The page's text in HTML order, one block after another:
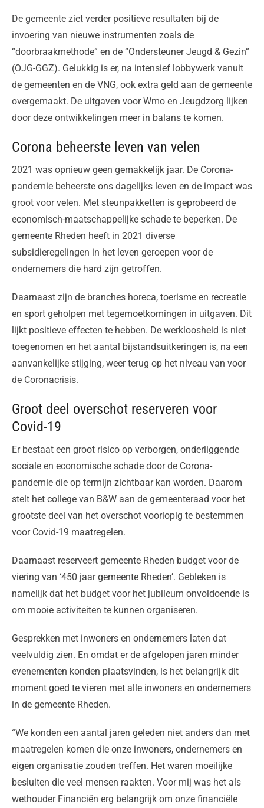
De gemeente ziet verder positieve resultaten bij de
invoering van nieuwe instrumenten zoals de
“doorbraakmethode” en de “Ondersteuner Jeugd & Gezin”
(OJG-GGZ). Gelukkig is er, na intensief lobbywerk vanuit
de gemeenten en de VNG, ook extra geld aan de gemeente
overgemaakt. De uitgaven voor Wmo en Jeugdzorg lijken
door deze ontwikkelingen meer in balans te komen.
Corona beheerste leven van velen
2021 was opnieuw geen gemakkelijk jaar. De Corona-
pandemie beheerste ons dagelijks leven en de impact was
groot voor velen. Met steunpakketten is geprobeerd de
economisch-maatschappelijke schade te beperken. De
gemeente Rheden heeft in 2021 diverse
subsidieregelingen in het leven geroepen voor de
ondernemers die hard zijn getroffen.
Daarnaast zijn de branches horeca, toerisme en recreatie
en sport geholpen met tegemoetkomingen in uitgaven. Dit
lijkt positieve effecten te hebben. De werkloosheid is niet
toegenomen en het aantal bijstandsuitkeringen is, na een
aanvankelijke stijging, weer terug op het niveau van voor
de Coronacrisis.
Groot deel overschot reserveren voor
Covid-19
Er bestaat een groot risico op verborgen, onderliggende
sociale en economische schade door de Corona-
pandemie die op termijn zichtbaar kan worden. Daarom
stelt het college van B&W aan de gemeenteraad voor het
grootste deel van het overschot voorlopig te bestemmen
voor Covid-19 maatregelen.
Daarnaast reserveert gemeente Rheden budget voor de
viering van ‘450 jaar gemeente Rheden’. Gebleken is
namelijk dat het budget voor het jubileum onvoldoende is
om mooie activiteiten te kunnen organiseren.
Gesprekken met inwoners en ondernemers laten dat
veelvuldig zien. En omdat er de afgelopen jaren minder
evenementen konden plaatsvinden, is het belangrijk dit
moment goed te vieren met alle inwoners en ondernemers
in de gemeente Rheden.
“We konden een aantal jaren geleden niet anders dan met
maatregelen komen die onze inwoners, ondernemers en
eigen organisatie zouden treffen. Het waren moeilijke
besluiten die veel mensen raakten. Voor mij was het als
wethouder Financiën erg belangrijk om onze financiële